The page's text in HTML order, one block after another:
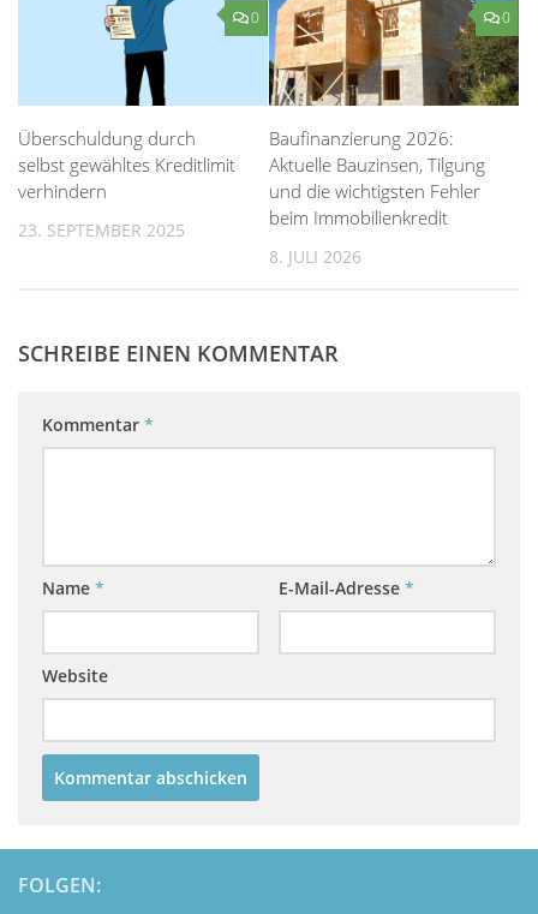
0
Überschuldung durch
selbst gewähltes Kreditlimit
verhindern
23. SEPTEMBER 2025
0
Baufinanzierung 2026:
Aktuelle Bauzinsen, Tilgung
und die wichtigsten Fehler
beim Immobilienkredit
8. JULI 2026
SCHREIBE EINEN KOMMENTAR
Kommentar *
Name * E-Mail-Adresse *
Website
FOLGEN: